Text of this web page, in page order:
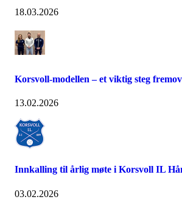
18.03.2026
Korsvoll-modellen – et viktig steg
13.02.2026
Innkalling til årlig møte i Korsvoll IL
03.02.2026